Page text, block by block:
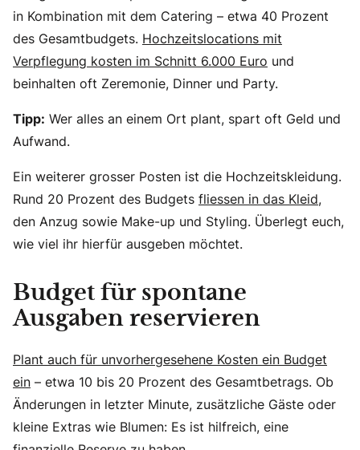
in Kombination mit dem Catering – etwa 40 Prozent
des Gesamtbudgets. Hochzeitslocations mit
Verpflegung kosten im Schnitt 6.000 Euro und
beinhalten oft Zeremonie, Dinner und Party.
Tipp: Wer alles an einem Ort plant, spart oft Geld und
Aufwand.
Ein weiterer grosser Posten ist die Hochzeitskleidung.
Rund 20 Prozent des Budgets fliessen in das Kleid,
den Anzug sowie Make-up und Styling. Überlegt euch,
wie viel ihr hierfür ausgeben möchtet.
Budget für spontane
Ausgaben reservieren
Plant auch für unvorhergesehene Kosten ein Budget
ein – etwa 10 bis 20 Prozent des Gesamtbetrags. Ob
Änderungen in letzter Minute, zusätzliche Gäste oder
kleine Extras wie Blumen: Es ist hilfreich, eine